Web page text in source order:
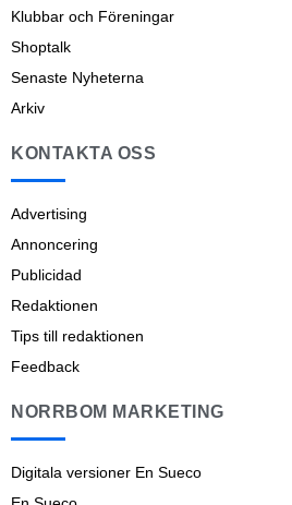
Klubbar och Föreningar
Shoptalk
Senaste Nyheterna
Arkiv
KONTAKTA OSS
Advertising
Annoncering
Publicidad
Redaktionen
Tips till redaktionen
Feedback
NORRBOM MARKETING
Digitala versioner En Sueco